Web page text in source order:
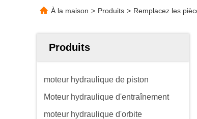
À la maison > Produits > Remplacez les
Produits
moteur hydraulique de piston
Moteur hydraulique d'entraînement
moteur hydraulique d'orbite